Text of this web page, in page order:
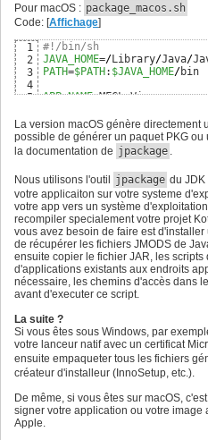
14
15
16
17
18
19
20
23
24
25
27
28
INPUT_DIR=./out/artifacts
OUTPUT_DIR
FX_HOME =/
FX_LIBS=$FX_HOME/
FX_JMODS =$FX_HOME/jmods
fi
mkdir -p $OUTPUT_DIR
# Test the app works.
#java --module-path
# Create native launcher.
jpackage --type $APP_TYPE
Pour macOS : package_macos.sh
Code: [Affichage]
1
2
3
4
5
7
8
9
11
12
13
14
15
16
17
18
19
20
21
23
24
25
26
#!/bin/sh
JAVA_HOME=/Library/Java/
PATH=$PATH: $JAVA_HOME/bin
APP_NAME
APP_ICON=. /package/macosx/
MAIN_JAR
MODULES
INPUT_DIR=. /out/artifacts/
OUTPUT_DIR=redist
FX_HOME=/Users/fabriceb/
FX_LIBS=$FX_HOME/
FX_JMODS=$FX_HOME/jmods
if [[ -d $OUTPUT_DIR/
rm -rf $OUTPUT_DIR/
fi
# Test the app works.
#java --module-path
# Create native launcher.
jpackage --type $APP_TYPE
La version macOS génère directement
possible de générer un paquet PKG
la documentation de jpackage .
Nous utilisons l'outil jpackage du JDK
votre applicaiton sur votre systeme
votre app vers un système
recompiler specialement votre projet
vous avez besoin de faire est
de récupérer les fichiers JMODS de
ensuite copier le fichier JAR, les
d'applications existants aux endroits
nécessaire, les chemins d'accès dans
avant d'executer ce script.
La suite ?
Si vous êtes sous Windows, par
votre lanceur natif avec un certificat
ensuite empaqueter tous les fichiers
créateur d'installeur (InnoSetup, etc.).
De même, si vous êtes sur macOS,
signer votre application ou votre
Apple.